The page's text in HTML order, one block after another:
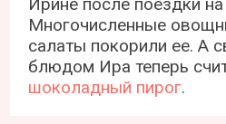
Многочисленные
салаты покорили ее. А
блюдом Ира теперь
шоколадный пирог.